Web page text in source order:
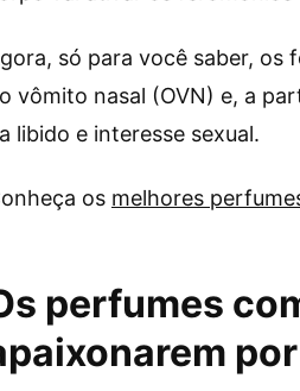
só para você saber, os
vômito nasal (OVN) e, a
libido e interesse sexual.
os melhores
perfumes